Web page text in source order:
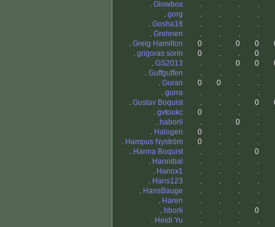
. Glowbox . . .
.
. gorg . . .
.
. Gosha18 . . .
.
. Grehnen . . .
.
. Greig Hamilton 0 . 0 0
. grigoras sorin 0 . .
0
. GS2013 . . 0 0
. Guffguffen . . .
.
. Guran 0 0 .
.
. gurra . . .
.
. Gustav Boquist . . . 0
. gvtoukc 0 . .
.
. haborli . . 0
.
. Halogen 0 . .
.
. Hampus Nyström 0 . .
.
. Hanna Boquist . . .
0
. Hannibal . . .
.
. Hanox1 . . .
.
. Hans123 . . .
.
. HansBauge . . .
.
. Haren . . .
.
. hborli . . .
0
. Heidi Yu . . .
.